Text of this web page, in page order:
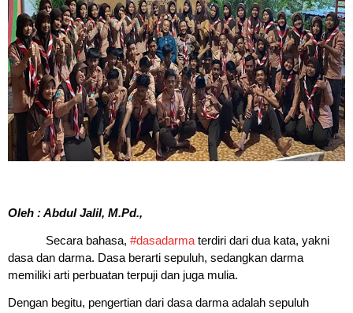
Oleh : Abdul Jalil, M.Pd.,
Secara bahasa, #dasadarma terdiri dari dua kata, yakni
dasa dan darma. Dasa berarti sepuluh, sedangkan darma
memiliki arti perbuatan terpuji dan juga mulia.
Dengan begitu, pengertian dari dasa darma adalah sepuluh